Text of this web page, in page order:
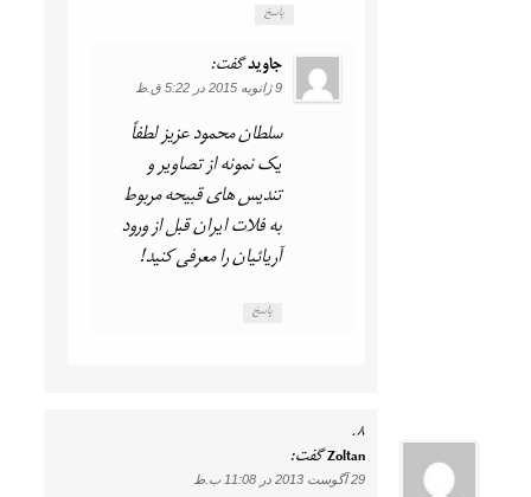
پاسخ
جاویدگفت:
9 ژانویه 2015 در 5:22 ق.ظ
سلطان محمود عزیز لطفاً
یک نمونه از تصاویر و
تندیس های قبیحه مربوط
به فلات ایران قبل از ورود
آریائیان را معرفی کنید!
پاسخ
Zoltanگفت:
29 آگوست 2013 در 11:08 ب.ظ